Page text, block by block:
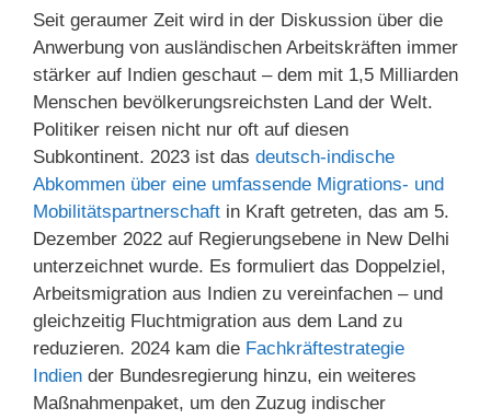
Seit geraumer Zeit wird in der Diskussion über die
Anwerbung von ausländischen Arbeitskräften immer
stärker auf Indien geschaut – dem mit 1,5 Milliarden
Menschen bevölkerungsreichsten Land der Welt.
Politiker reisen nicht nur oft auf diesen
Subkontinent. 2023 ist das deutsch-indische
Abkommen über eine umfassende Migrations- und
Mobilitätspartnerschaft in Kraft getreten, das am 5.
Dezember 2022 auf Regierungsebene in New Delhi
unterzeichnet wurde. Es formuliert das Doppelziel,
Arbeitsmigration aus Indien zu vereinfachen – und
gleichzeitig Fluchtmigration aus dem Land zu
reduzieren. 2024 kam die Fachkräftestrategie
Indien der Bundesregierung hinzu, ein weiteres
Maßnahmenpaket, um den Zuzug indischer